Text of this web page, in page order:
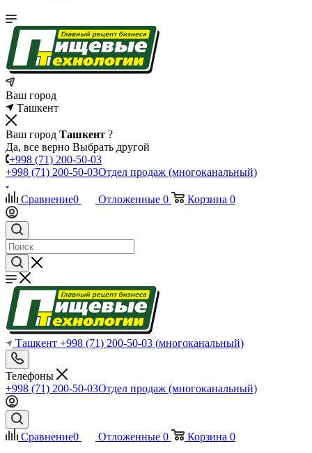
Ваш город
Ташкент
Ваш город Ташкент ?
Да, все верно Выбрать другой
+998 (71) 200-50-03
+998 (71) 200-50-03Отдел продаж (многоканальный)
Сравнение0 Отложенные 0 Корзина 0
Ташкент +998 (71) 200-50-03 (многоканальный)
Телефоны
+998 (71) 200-50-03Отдел продаж (многоканальный)
Сравнение0 Отложенные 0 Корзина 0